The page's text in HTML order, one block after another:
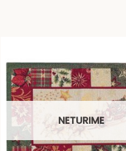
NETURIME